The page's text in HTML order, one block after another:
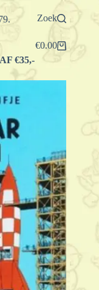
Zoek
Winkelwagen
€0.00
€35,-